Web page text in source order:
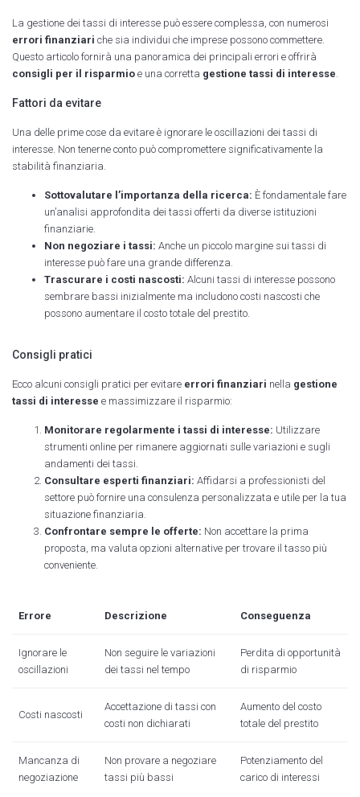
La gestione dei tassi di interesse può essere complessa, con numerosi
errori finanziari che sia individui che imprese possono commettere.
Questo articolo fornirà una panoramica dei principali errori e offrirà
consigli per il risparmio e una corretta gestione tassi di interesse
Fattori da evitare
Una delle prime cose da evitare è ignorare le oscillazioni dei tassi di
interesse. Non tenerne conto può compromettere significativamente la
stabilità finanziaria.
Sottovalutare l’importanza della ricerca: È fondamentale fare
un’analisi approfondita dei tassi offerti da diverse istituzioni
finanziarie.
Non negoziare i tassi: Anche un piccolo margine sui tassi di
interesse può fare una grande differenza.
Trascurare i costi nascosti: Alcuni tassi di interesse possono
sembrare bassi inizialmente ma includono costi nascosti che
possono aumentare il costo totale del prestito.
Consigli pratici
Ecco alcuni consigli pratici per evitare errori finanziari nella gestione
tassi di interesse e massimizzare il risparmio:
Monitorare regolarmente i tassi di interesse: Utilizzare
strumenti online per rimanere aggiornati sulle variazioni e sugli
andamenti dei tassi.
Consultare esperti finanziari: Affidarsi a professionisti del
settore può fornire una consulenza personalizzata e utile per la tua
situazione finanziaria.
Confrontare sempre le offerte: Non accettare la prima
proposta, ma valuta opzioni alternative per trovare il tasso più
conveniente.
Errore Descrizione Conseguenza
Ignorare le
oscillazioni
Non seguire le variazioni
dei tassi nel tempo
Perdita di opportunità
di risparmio
Costi nascosti
Accettazione di tassi con
costi non dichiarati
Aumento del costo
totale del prestito
Mancanza di
negoziazione
Non provare a negoziare
tassi più bassi
Potenziamento del
carico di interessi